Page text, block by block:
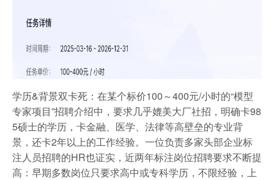
学历&背景双卡死：在某个标价100～400元/小时的“模型
专家项目”招聘介绍中，要求几乎媲美大厂社招，明确卡98
5硕士的学历，卡金融、医学、法律等高壁垒的专业背
景，还卡2年以上的工作经验。一位负责多家头部企业标
注人员招聘的HR也证实，近两年标注岗位招聘要求不断提
高：早期多数岗位只要求高中或专科学历，不限经验，上